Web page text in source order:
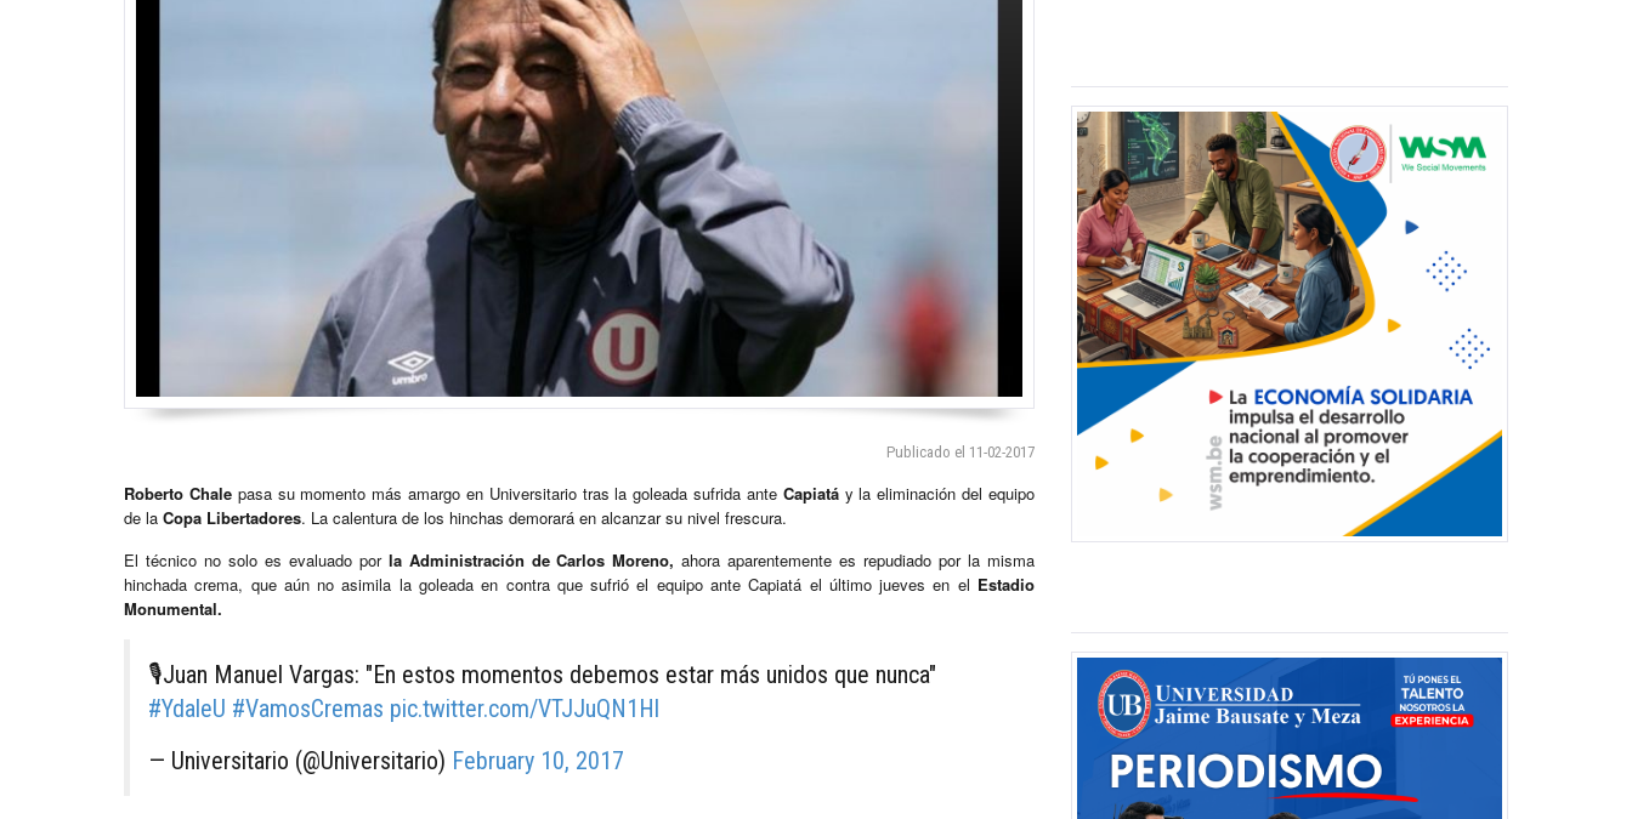
Publicado el 11-02-2017
Roberto Chalepasa su momento más amargo en Universitario tras la goleada sufrida anteCapiatáy la eliminación del equipo
de la Copa Libertadores. La calentura de los hinchas demorará en alcanzar su nivel frescura.
El técnico no solo es evaluado por la Administración de Carlos Moreno, ahora aparentemente es repudiado por la misma
hinchada crema, que aún no asimila la goleada en contra que sufrió el equipo ante Capiatá el último jueves en el Estadio
Monumental.
🎙Juan Manuel Vargas: "En estos momentos debemos estar más unidos que nunca"
#YdaleU #VamosCremas pic.twitter.com/VTJJuQN1Hl
— Universitario (@Universitario) February 10, 2017